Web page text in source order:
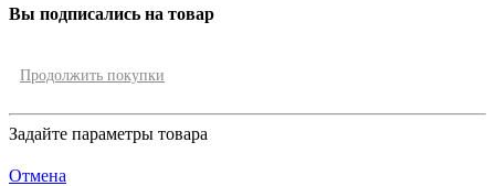
Вы подписались на товар
Продолжить покупки
Задайте параметры товара
Отмена